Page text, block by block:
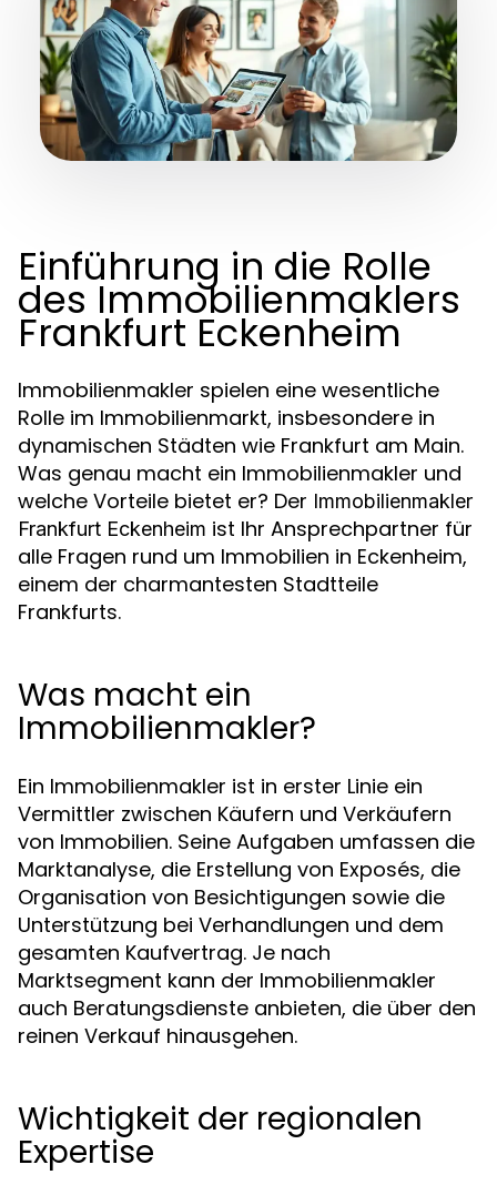
Einführung in die Rolle
des Immobilienmaklers
Frankfurt Eckenheim
Immobilienmakler spielen eine wesentliche
Rolle im Immobilienmarkt, insbesondere in
dynamischen Städten wie Frankfurt am Main.
Was genau macht ein Immobilienmakler und
welche Vorteile bietet er? Der Immobilienmakler
Frankfurt Eckenheim ist Ihr Ansprechpartner für
alle Fragen rund um Immobilien in Eckenheim,
einem der charmantesten Stadtteile
Frankfurts.
Was macht ein
Immobilienmakler?
Ein Immobilienmakler ist in erster Linie ein
Vermittler zwischen Käufern und Verkäufern
von Immobilien. Seine Aufgaben umfassen die
Marktanalyse, die Erstellung von Exposés, die
Organisation von Besichtigungen sowie die
Unterstützung bei Verhandlungen und dem
gesamten Kaufvertrag. Je nach
Marktsegment kann der Immobilienmakler
auch Beratungsdienste anbieten, die über den
reinen Verkauf hinausgehen.
Wichtigkeit der regionalen
Expertise